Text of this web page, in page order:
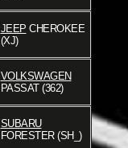
JEEP CHEROKEE
(XJ)
VOLKSWAGEN
PASSAT (362)
SUBARU
FORESTER (SH_)